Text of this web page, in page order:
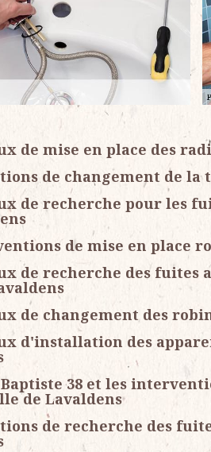
de mise en place des
de changement de
de recherche pour les
de mise en place
de recherche des fuites
de changement des
d'installation des
38 et les
de Lavaldens
de recherche des